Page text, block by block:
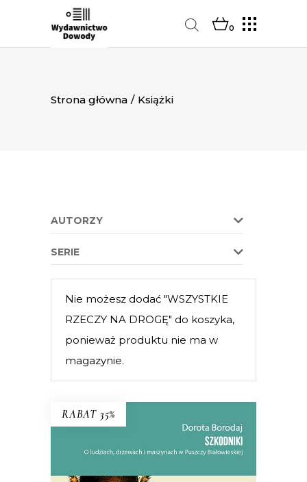
0
Strona główna / Książki
AUTORZY
SERIE
Nie możesz dodać "WSZYSTKIE
RZECZY NA DROGĘ" do koszyka,
ponieważ produktu nie ma w
magazynie.
RABAT 35%